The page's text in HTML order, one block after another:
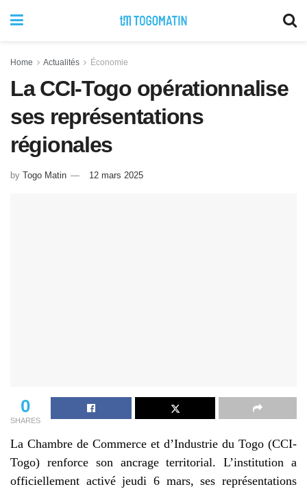
Home Actualités Économie
La CCI-Togo opérationnalise
ses représentations
régionales
by Togo Matin 12 mars 2025
0
SHARES
La Chambre de Commerce et d’Industrie du Togo (CCI-
Togo) renforce son ancrage territorial. L’institution a
officiellement activé jeudi 6 mars, ses représentations